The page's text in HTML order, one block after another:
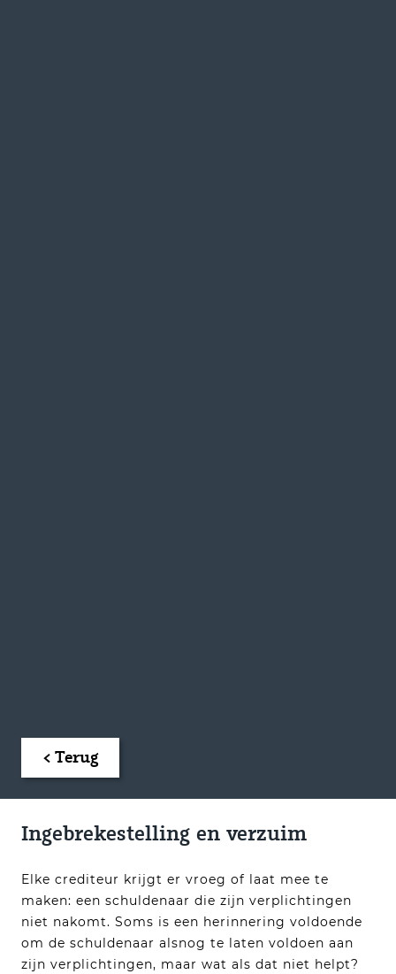
< Terug
Ingebrekestelling en verzuim
Elke crediteur krijgt er vroeg of laat mee te
maken: een schuldenaar die zijn verplichtingen
niet nakomt. Soms is een herinnering voldoende
om de schuldenaar alsnog te laten voldoen aan
zijn verplichtingen, maar wat als dat niet helpt?